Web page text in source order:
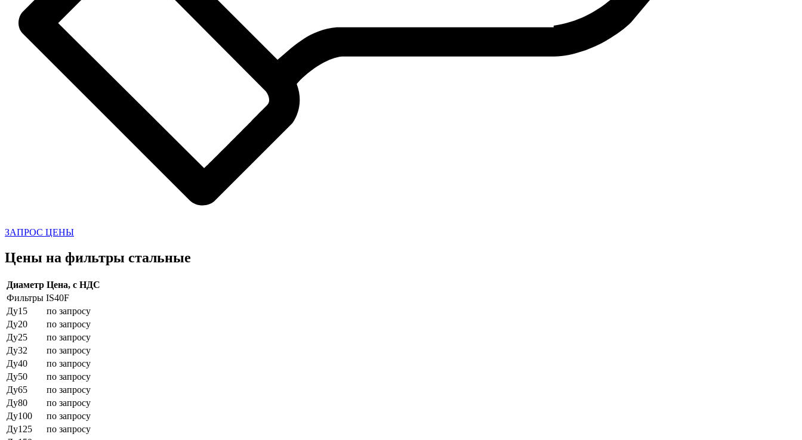
ЗАПРОС ЦЕНЫ
Цены на фильтры стальные
Диаметр Цена, с НДС
Фильтры IS40F
Ду15
по запросу
Ду20
по запросу
Ду25
по запросу
Ду32
по запросу
Ду40
по запросу
Ду50
по запросу
Ду65
по запросу
Ду80
по запросу
Ду100
по запросу
Ду125
по запросу